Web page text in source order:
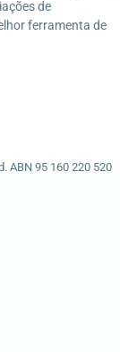
de
ferramenta de
ABN 95 160 220 520